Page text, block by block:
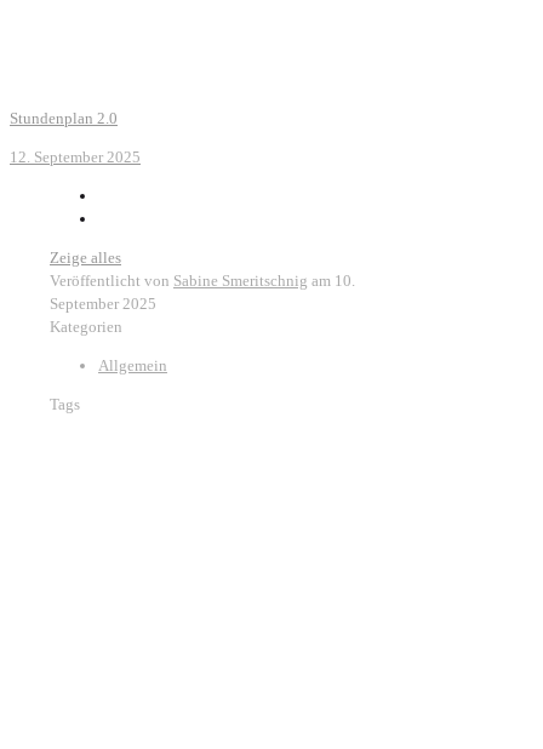
Stundenplan 2.0
12. September 2025
Zeige alles
Veröffentlicht von Sabine Smeritschnig am 10.
September 2025
Kategorien
Allgemein
Tags